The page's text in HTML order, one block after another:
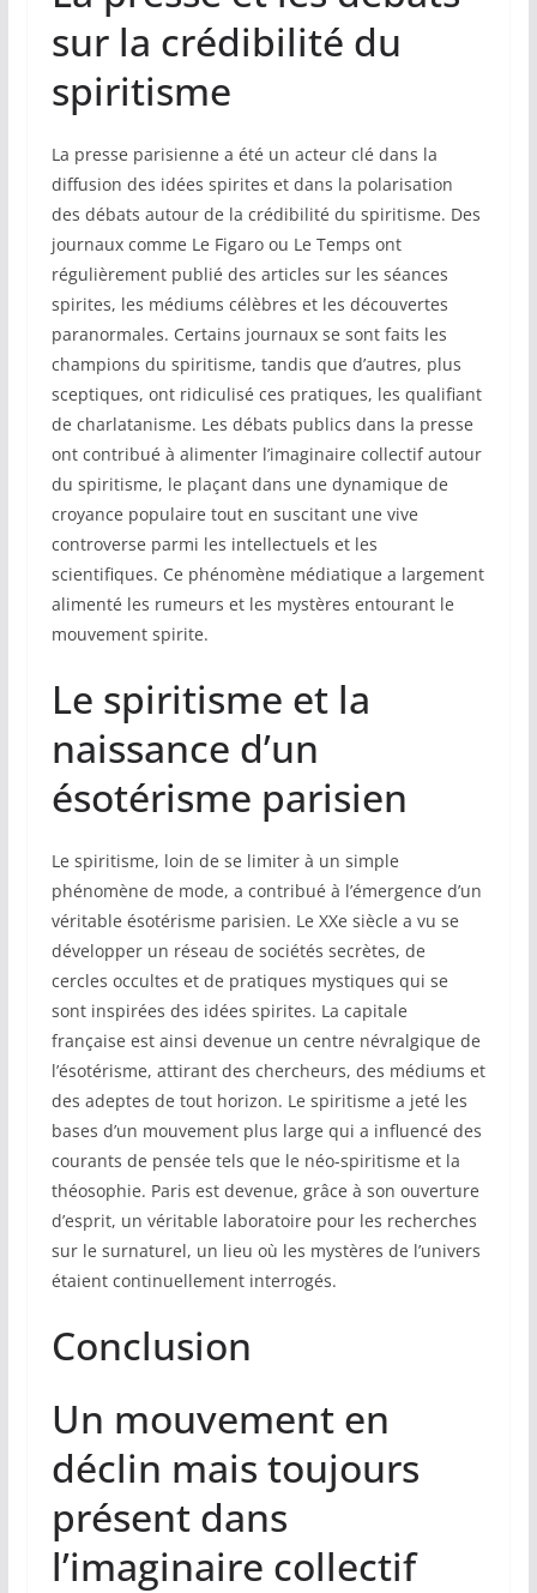
sur la crédibilité du
spiritisme
La presse parisienne a été un acteur clé dans la
diffusion des idées spirites et dans la polarisation
des débats autour de la crédibilité du spiritisme. Des
journaux comme Le Figaro ou Le Temps ont
régulièrement publié des articles sur les séances
spirites, les médiums célèbres et les découvertes
paranormales. Certains journaux se sont faits les
champions du spiritisme, tandis que d’autres, plus
sceptiques, ont ridiculisé ces pratiques, les qualifiant
de charlatanisme. Les débats publics dans la presse
ont contribué à alimenter l’imaginaire collectif autour
du spiritisme, le plaçant dans une dynamique de
croyance populaire tout en suscitant une vive
controverse parmi les intellectuels et les
scientifiques. Ce phénomène médiatique a largement
alimenté les rumeurs et les mystères entourant le
mouvement spirite.
Le spiritisme et la
naissance d’un
ésotérisme parisien
Le spiritisme, loin de se limiter à un simple
phénomène de mode, a contribué à l’émergence d’un
véritable ésotérisme parisien. Le XXe siècle a vu se
développer un réseau de sociétés secrètes, de
cercles occultes et de pratiques mystiques qui se
sont inspirées des idées spirites. La capitale
française est ainsi devenue un centre névralgique de
l’ésotérisme, attirant des chercheurs, des médiums et
des adeptes de tout horizon. Le spiritisme a jeté les
bases d’un mouvement plus large qui a influencé des
courants de pensée tels que le néo-spiritisme et la
théosophie. Paris est devenue, grâce à son ouverture
d’esprit, un véritable laboratoire pour les recherches
sur le surnaturel, un lieu où les mystères de l’univers
étaient continuellement interrogés.
Conclusion
Un mouvement en
déclin mais toujours
présent dans
l’imaginaire collectif